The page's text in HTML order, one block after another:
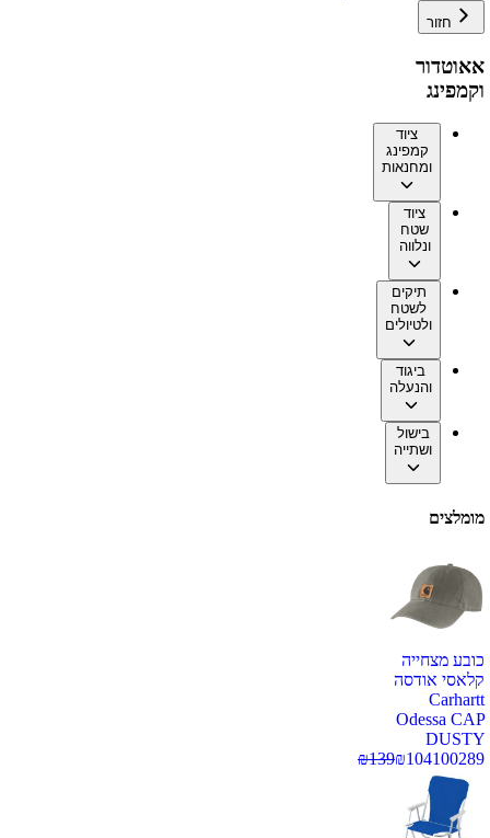
חזור
אאוטדור
וקמפינג
ציוד
קמפינג
ומחנאות
ציוד
שטח
ונלווה
תיקים
לשטח
ולטיולים
ביגוד
והנעלה
בישול
ושתייה
מומלצים
כובע מצחייה
קלאסי אודסה
Carhartt
Odessa CAP
DUSTY
100289
₪104
₪139